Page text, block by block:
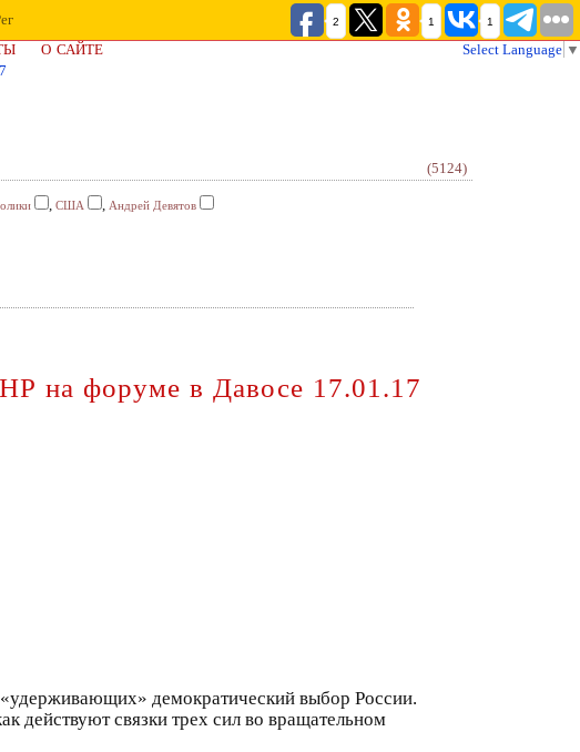
2 1 1
О САЙТЕ Select Language ▼
(5124)
, США , Андрей Девятов
на форуме в Давосе 17.01.17
демократический выбор России.
действуют связки трех сил во вращательном